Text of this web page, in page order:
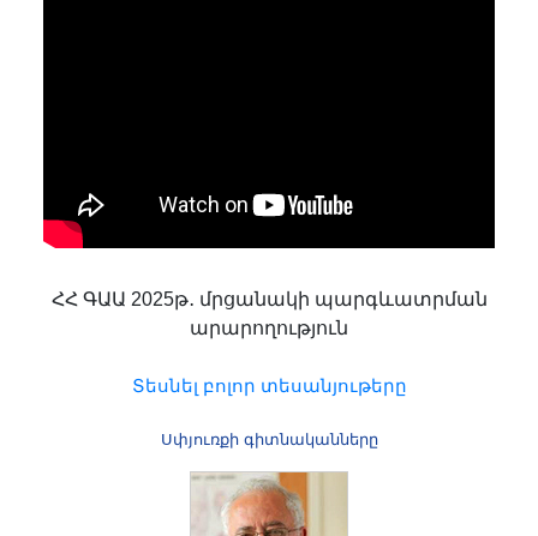
ՀՀ ԳԱԱ 2025թ․ մրցանակի պարգևատրման
արարողություն
Տեսնել բոլոր տեսանյութերը
Սփյուռքի գիտնականները